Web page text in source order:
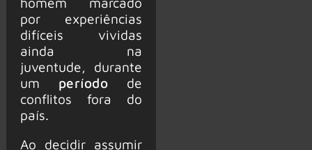
por experiências
difíceis vividas
ainda na
juventude, durante
um período de
conflitos fora do
país.
Ao decidir assumir